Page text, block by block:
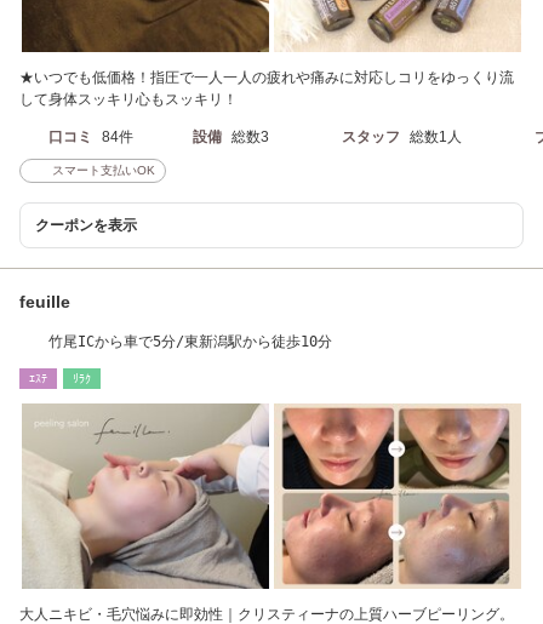
★いつでも低価格！指圧で一人一人の疲れや痛みに対応しコリをゆっくり流
して身体スッキリ心もスッキリ！
口コミ 84件 設備 総数3 スタッフ 総数1人
スマート支払いOK
クーポンを表示
feuille
竹尾ICから車で5分/東新潟駅から徒歩10分
ｴｽﾃ ﾘﾗｸ
大人ニキビ・毛穴悩みに即効性｜クリスティーナの上質ハーブピーリング。